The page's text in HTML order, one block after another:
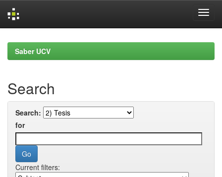
navigationSaber UCV
Search
Search:
for
Current filters: